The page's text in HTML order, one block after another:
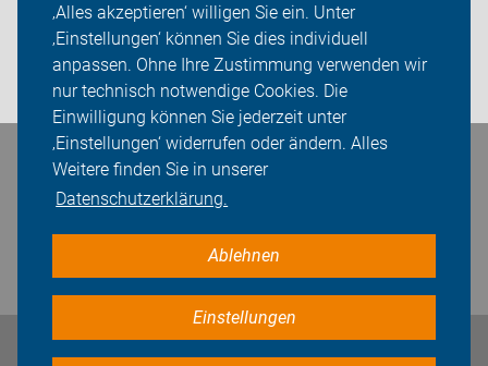
‚Alles akzeptieren‘ willigen Sie ein. Unter
‚Einstellungen‘ können Sie dies individuell
anpassen. Ohne Ihre Zustimmung verwenden wir
nur technisch notwendige Cookies. Die
Einwilligung können Sie jederzeit unter
‚Einstellungen‘ widerrufen oder ändern. Alles
Weitere finden Sie in unserer
Datenschutzerklärung.
Ablehnen
Einstellungen
Presse
Login
Bleiben Sie in Kontakt